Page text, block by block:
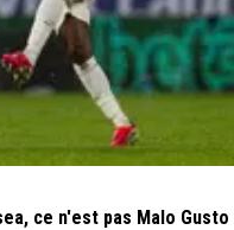
ce n'est pas Malo Gusto